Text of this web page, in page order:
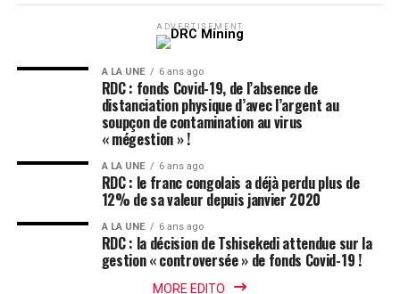
ADVERTISEMENT
A LA UNE 6 ans ago
RDC : fonds Covid-19, de l’absence de
distanciation physique d’avec l’argent au
soupçon de contamination au virus
« mégestion » !
A LA UNE 6 ans ago
RDC : le franc congolais a déjà perdu plus de
12% de sa valeur depuis janvier 2020
A LA UNE 6 ans ago
RDC : la décision de Tshisekedi attendue sur la
gestion « controversée » de fonds Covid-19 !
MORE EDITO